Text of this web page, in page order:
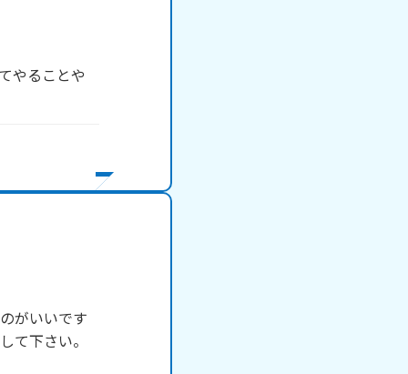
やることや
がいいです
て下さい。